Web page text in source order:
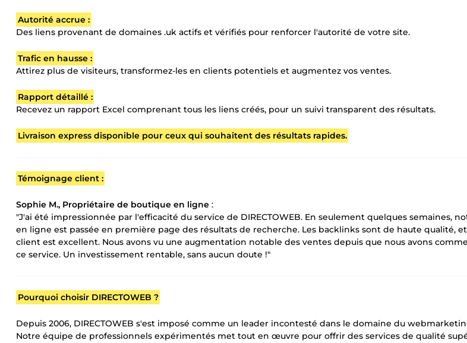
Autorité accrue :
Des liens provenant de domaines .uk actifs et vérifiés pour renforcer l'autorité de votre site.
Trafic en hausse :
Attirez plus de visiteurs, transformez-les en clients potentiels et augmentez vos ventes.
Rapport détaillé :
Recevez un rapport Excel comprenant tous les liens créés, pour un suivi transparent des résultats.
Livraison express disponible pour ceux qui souhaitent des résultats rapides.
Témoignage client :
Sophie M., Propriétaire de boutique en ligne :
"J'ai été impressionnée par l'efficacité du service de DIRECTOWEB. En seulement quelques semaines,
en ligne est passée en première page des résultats de recherche. Les backlinks sont de haute qualité,
client est excellent. Nous avons vu une augmentation notable des ventes depuis que nous avons
ce service. Un investissement rentable, sans aucun doute !"
Pourquoi choisir DIRECTOWEB ?
Depuis 2006, DIRECTOWEB s'est imposé comme un leader incontesté dans le domaine du
Notre équipe de professionnels expérimentés met tout en œuvre pour offrir des services de qualité